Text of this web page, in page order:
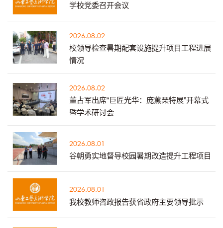
学校党委召开会议
2026.08.02
校领导检查暑期配套设施提升项目工程进展
情况
2026.08.02
董占军出席“巨匠光华：庞薰琹特展”开幕式
暨学术研讨会
2026.08.01
谷朝勇实地督导校园暑期改造提升工程项目
2026.08.01
我校教师咨政报告获省政府主要领导批示